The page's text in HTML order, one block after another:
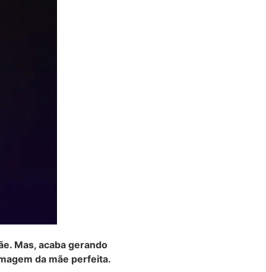
Mas, acaba gerando
da mãe perfeita.